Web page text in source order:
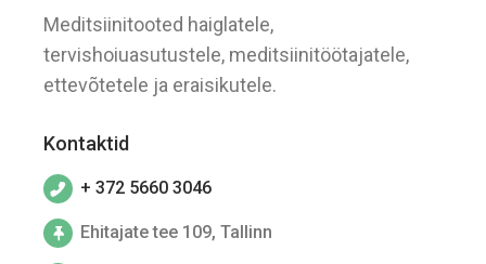
Meditsiinitooted haiglatele,
tervishoiuasutustele, meditsiinitöötajatele,
ettevõtetele ja eraisikutele.
Kontaktid
+ 372 5660 3046
Ehitajate tee 109, Tallinn